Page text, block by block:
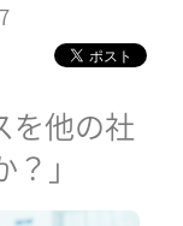
を他の社
」